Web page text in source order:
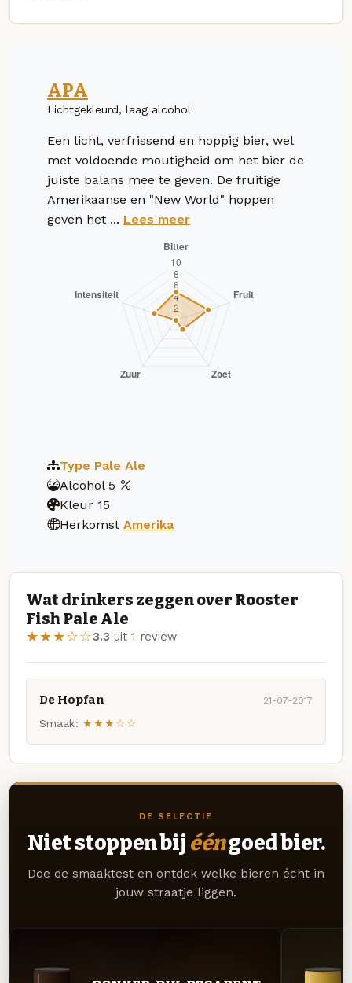
APA
Lichtgekleurd, laag alcohol
Een licht, verfrissend en hoppig bier, wel
met voldoende moutigheid om het bier de
juiste balans mee te geven. De fruitige
Amerikaanse en "New World" hoppen
geven het ... Lees meer
Type Pale Ale
Alcohol 5
Kleur 15
Herkomst Amerika
Wat drinkers zeggen over Rooster
Fish Pale Ale
★★★☆☆3.3 uit 1 review
De Hopfan 21-07-2017
Smaak: ★★★☆☆
DE SELECTIE
Niet stoppen bij ééngoed bier.
Doe de smaaktest en ontdek welke bieren écht in
jouw straatje liggen.